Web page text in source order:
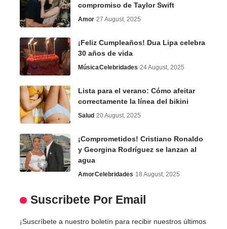
compromiso de Taylor Swift
Amor 27 August, 2025
¡Feliz Cumpleaños! Dua Lipa celebra
30 años de vida
MúsicaCelebridades 24 August, 2025
Lista para el verano: Cómo afeitar
correctamente la línea del bikini
Salud 20 August, 2025
¡Comprometidos! Cristiano Ronaldo
y Georgina Rodríguez se lanzan al
agua
AmorCelebridades 18 August, 2025
Suscribete Por Email
¡Suscríbete a nuestro boletín para recibir nuestros últimos